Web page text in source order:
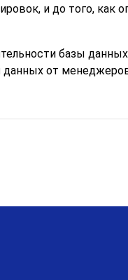
и до того, как
базы
от